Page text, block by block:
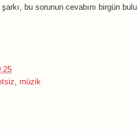
bu sorunun cevabını birgün
müzik